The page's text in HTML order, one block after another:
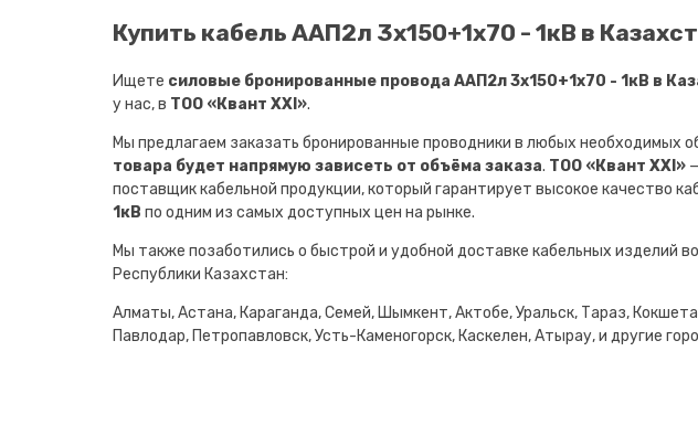
Купить кабель ААП2л 3х150+1х70 - 1кВ в
Ищете силовые бронированные провода ААП2л 3х150+1х70 - 1кВ в
у нас, в ТОО «Квант XXI».
Мы предлагаем заказать бронированные проводники в любых необходимых
товара будет напрямую зависеть от объёма заказа. ТОО «Квант XXI»
поставщик кабельной продукции, который гарантирует высокое качество
1кВ по одним из самых доступных цен на рынке.
Мы также позаботились о быстрой и удобной доставке кабельных изделий
Республики Казахстан:
Алматы, Астана, Караганда, Семей, Шымкент, Актобе, Уральск, Тараз,
Павлодар, Петропавловск, Усть-Каменогорск, Каскелен, Атырау, и другие